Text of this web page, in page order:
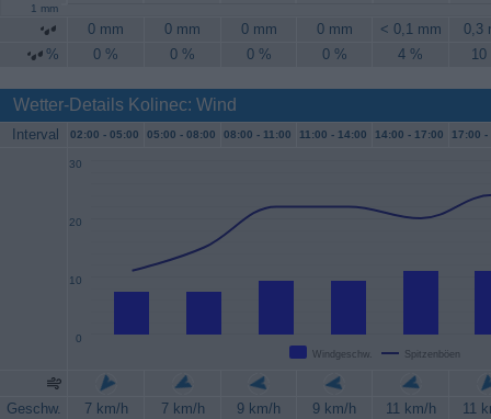
1 mm
0 mm 0 mm 0 mm 0 mm < 0,1 mm
0,3
%
0 % 0 % 0 % 0 % 4 % 10
Wetter-Details Kolinec: Wind
Interval 02:00 - 05:00 05:00 - 08:00 08:00 - 11:00 11:00 - 14:00 14:00 - 17:00 17:00 -
Windgeschw. Spitzenböen
0
10
20
30
Geschw. 7 km/h 7 km/h 9 km/h 9 km/h 11 km/h
11